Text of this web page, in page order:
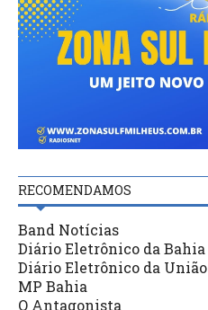
RECOMENDAMOS
Band Notícias
Diário Eletrônico da Bahia
Diário Eletrônico da União
MP Bahia
O Antagonista